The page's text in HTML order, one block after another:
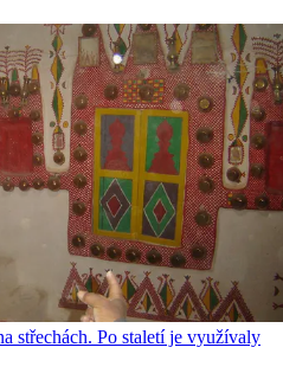
střechách. Po staletí je využívaly